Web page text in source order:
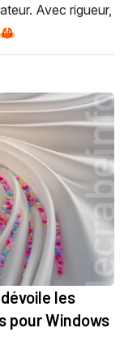
Avec rigueur,
les
pour Windows